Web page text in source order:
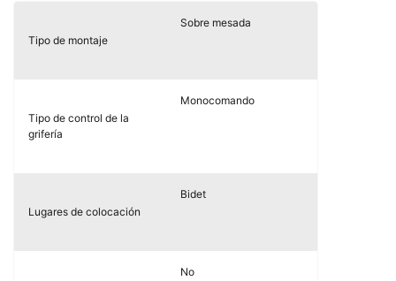
Tipo de montaje
Sobre mesada
Tipo de control de la
grifería
Monocomando
Lugares de colocación
Bidet
No